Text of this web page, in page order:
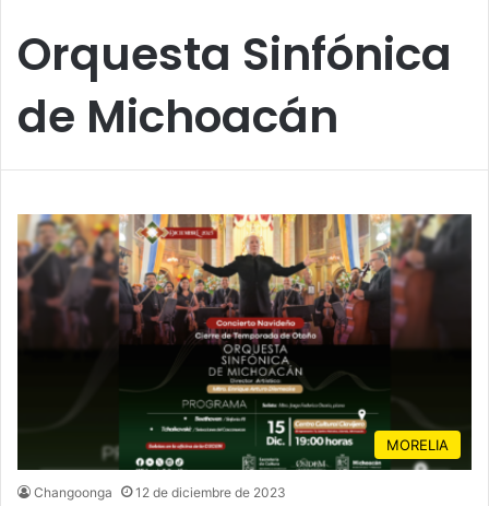
Orquesta Sinfónica
de Michoacán
MORELIA
Changoonga 12 de diciembre de 2023